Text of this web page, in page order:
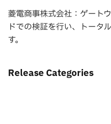
菱電商事株式会社：ゲート
ドでの検証を行い、トータ
す。
Release Categories